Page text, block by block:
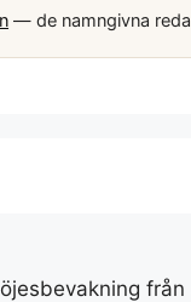
— de namngivna
från